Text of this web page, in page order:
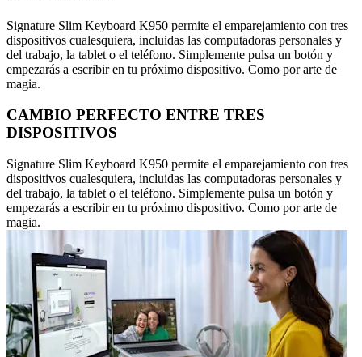
Signature Slim Keyboard K950 permite el emparejamiento con tres
dispositivos cualesquiera, incluidas las computadoras personales y
del trabajo, la tablet o el teléfono. Simplemente pulsa un botón y
empezarás a escribir en tu próximo dispositivo. Como por arte de
magia.
CAMBIO PERFECTO ENTRE TRES
DISPOSITIVOS
Signature Slim Keyboard K950 permite el emparejamiento con tres
dispositivos cualesquiera, incluidas las computadoras personales y
del trabajo, la tablet o el teléfono. Simplemente pulsa un botón y
empezarás a escribir en tu próximo dispositivo. Como por arte de
magia.